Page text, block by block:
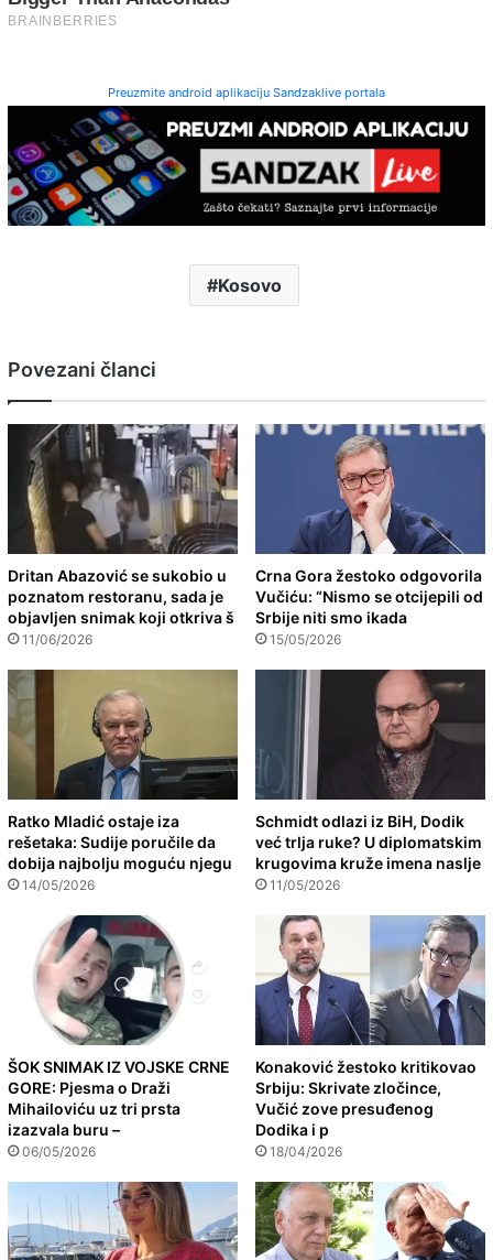
Preuzmite android aplikaciju Sandzaklive portala
Kosovo
Povezani članci
Dritan Abazović se sukobio u
poznatom restoranu, sada je
objavljen snimak koji otkriva š
11/06/2026
Crna Gora žestoko odgovorila
Vučiću: “Nismo se otcijepili od
Srbije niti smo ikada
15/05/2026
Ratko Mladić ostaje iza
rešetaka: Sudije poručile da
dobija najbolju moguću njegu
14/05/2026
Schmidt odlazi iz BiH, Dodik
već trlja ruke? U diplomatskim
krugovima kruže imena naslje
11/05/2026
ŠOK SNIMAK IZ VOJSKE CRNE
GORE: Pjesma o Draži
Mihailoviću uz tri prsta
izazvala buru –
06/05/2026
Konaković žestoko kritikovao
Srbiju: Skrivate zločince,
Vučić zove presuđenog
Dodika i p
18/04/2026